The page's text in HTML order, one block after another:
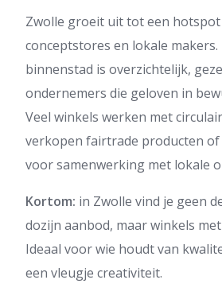
Zwolle groeit uit tot een
conceptstores en lokale makers.
binnenstad is overzichtelijk,
ondernemers die geloven in
Veel winkels werken met
verkopen fairtrade producten
voor samenwerking met lokale
Kortom: in Zwolle vind je geen
dozijn aanbod, maar winkels
Ideaal voor wie houdt van
een vleugje creativiteit.